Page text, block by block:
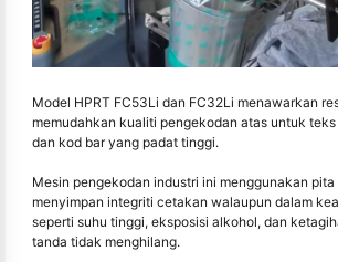
Model HPRT FC53Li dan FC32Li menawarkan
memudahkan kualiti pengekodan atas untuk
dan kod bar yang padat tinggi.
Mesin pengekodan industri ini menggunakan pita
menyimpan integriti cetakan walaupun dalam
seperti suhu tinggi, eksposisi alkohol, dan
tanda tidak menghilang.